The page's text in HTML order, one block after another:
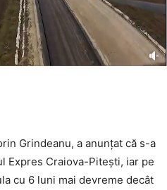
Grindeanu, a anunțat că s-a
Expres Craiova-Pitești, iar pe
cu 6 luni mai devreme decât